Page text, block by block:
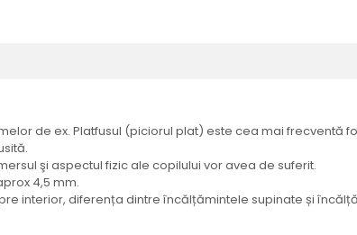
de ex. Platfusul (piciorul plat) este cea mai frecventă
şi aspectul fizic ale copilului vor avea de suferit.
4,5 mm.
interior, diferența dintre încălțămintele supinate și